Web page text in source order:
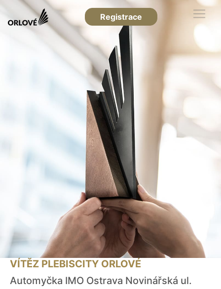
Registrace
VÍTĚZ PLEBISCITY ORLOVÉ
Automyčka IMO Ostrava Novinářská ul.